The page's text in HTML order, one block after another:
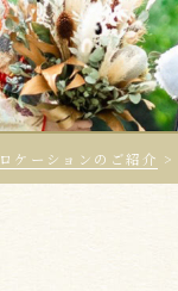
ロケーションのご紹介 >